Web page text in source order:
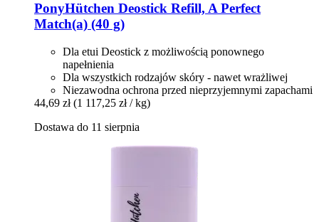
PonyHütchen Deostick Refill, A Perfect
Match(a) (40 g)
Dla etui Deostick z możliwością ponownego
napełnienia
Dla wszystkich rodzajów skóry - nawet wrażliwej
Niezawodna ochrona przed nieprzyjemnymi zapachami
44,69 zł (1 117,25 zł / kg)
Dostawa do 11 sierpnia